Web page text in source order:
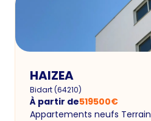
HAIZEA
Bidart(64210)
À partir de519500€
Appartements neufs Terrain